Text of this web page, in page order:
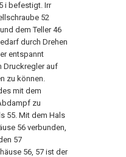
i befestigt. Irr
52
dem Teller 46
durch Drehen
entspannt
Druckregler auf
zu können.
mit dem
zu
55. Mit dem Hals
56 verbunden,
57
56, 57 ist der